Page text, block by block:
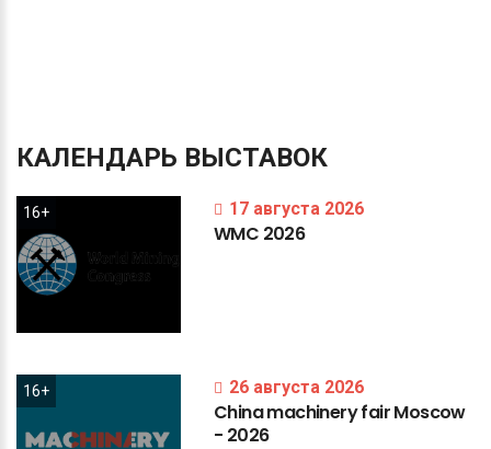
КАЛЕНДАРЬ ВЫСТАВОК
16+ 17 августа 2026
WMC 2026
16+ 26 августа 2026
ChinamachineryfairMoscow
- 2026